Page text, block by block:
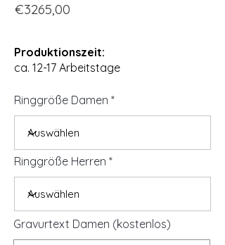
€3265,00
Produktionszeit:
ca. 12-17 Arbeitstage
Ringgröße Damen
Ringgröße Herren
Gravurtext Damen (kostenlos)